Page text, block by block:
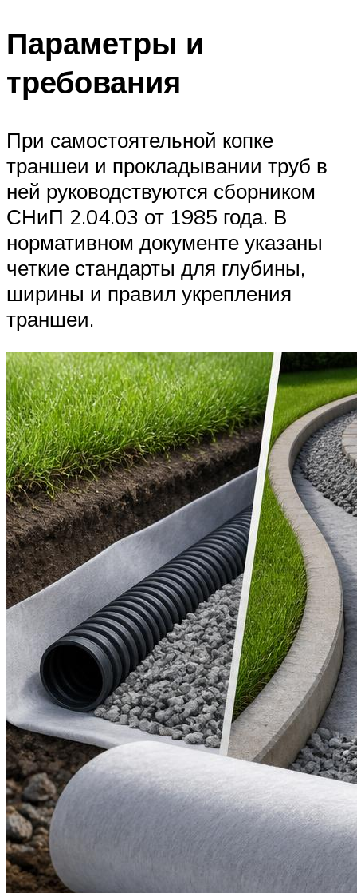
Параметры и
требования
При самостоятельной копке
траншеи и прокладывании труб в
ней руководствуются сборником
СНиП 2.04.03 от 1985 года. В
нормативном документе указаны
четкие стандарты для глубины,
ширины и правил укрепления
траншеи.